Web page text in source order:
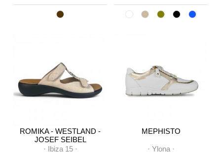
ROMIKA - WESTLAND -
JOSEF SEIBEL
· Ibiza 15·
MEPHISTO
· Ylona·